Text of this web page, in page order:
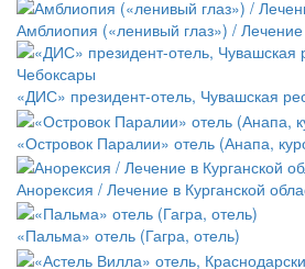
Амблиопия («ленивый глаз») /
«ДИС» президент-отель, Чувашская
«Островок Паралии» отель (Анапа,
Анорексия / Лечение в Курганской
«Пальма» отель (Гагра, отель)